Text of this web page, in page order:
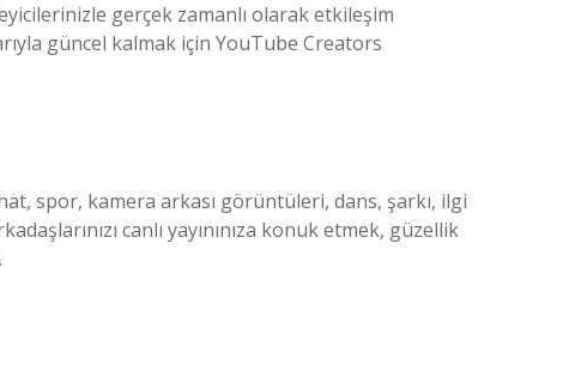
gerçek zamanlı olarak etkileşim
güncel kalmak için YouTube Creators
spor, kamera arkası görüntüleri, dans, şarkı, ilgi
canlı yayınınıza konuk etmek, güzellik